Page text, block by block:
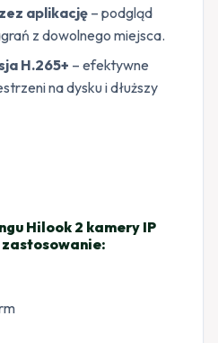
aplikację – podgląd
z dowolnego miejsca.
H.265+ – efektywne
na dysku i dłuższy
Hilook 2 kamery IP